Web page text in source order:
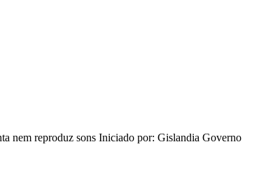
nem reproduz sons Iniciado por: Gislandia Governo